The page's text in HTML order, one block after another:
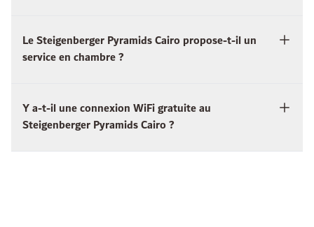
Le Steigenberger Pyramids Cairo propose-t-il un
service en chambre ?
Y a-t-il une connexion WiFi gratuite au
Steigenberger Pyramids Cairo ?